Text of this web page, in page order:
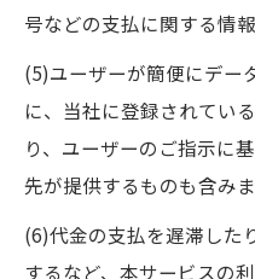
号などの支払に関する情
(5)ユーザーが簡便にデー
に、当社に登録されてい
り、ユーザーのご指示に
先が提供するものも含み
(6)代金の支払を遅滞した
するなど、本サービスの